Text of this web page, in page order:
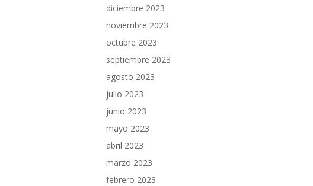
diciembre 2023
noviembre 2023
octubre 2023
septiembre 2023
agosto 2023
julio 2023
junio 2023
mayo 2023
abril 2023
marzo 2023
febrero 2023